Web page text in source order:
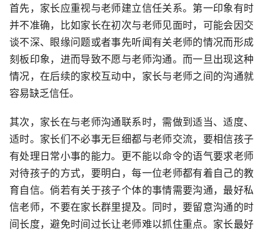
首先，家长应重视与老师建立信任关系。第一印象有时
并不准确，比如家长在初次与老师见面时，可能会因交
谈不深、眼缘问题或者事先听闻有关老师的情况而形成
刻板印象，进而导致不愿与老师沟通。而一旦出现这种
情况，在后续的家校互动中，家长与老师之间的沟通就
容易缺乏信任。
其次，家长在与老师沟通联系时，需做到适当、适度、
适时。家长们不必事无巨细都与老师交流，要相信孩子
有处理日常小事的能力。更不能以命令的语气要求老师
对待孩子的方式，要明白，每一位老师都有着自己的教
育自信。倘若有关于孩子个体的事情需要沟通，最好私
信老师，不要在家长群里提及。同时，要留意沟通的时
间长度，避免时间过长让老师难以抓住重点。家长最好